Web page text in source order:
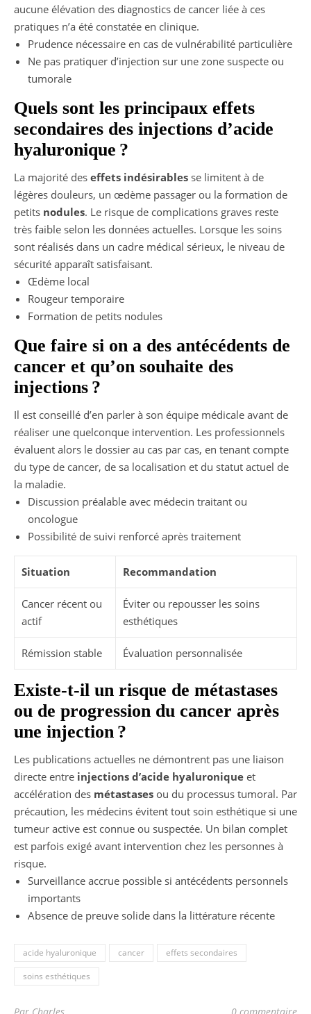
aucune élévation des diagnostics de cancer liée à ces
pratiques n’a été constatée en clinique.
Prudence nécessaire en cas de vulnérabilité particulière
Ne pas pratiquer d’injection sur une zone suspecte ou
tumorale
Quels sont les principaux effets
secondaires des injections d’acide
hyaluronique ?
La majorité des effets indésirables se limitent à de
légères douleurs, un œdème passager ou la formation de
petits nodules. Le risque de complications graves reste
très faible selon les données actuelles. Lorsque les soins
sont réalisés dans un cadre médical sérieux, le niveau de
sécurité apparaît satisfaisant.
Œdème local
Rougeur temporaire
Formation de petits nodules
Que faire si on a des antécédents de
cancer et qu’on souhaite des
injections ?
Il est conseillé d’en parler à son équipe médicale avant de
réaliser une quelconque intervention. Les professionnels
évaluent alors le dossier au cas par cas, en tenant compte
du type de cancer, de sa localisation et du statut actuel de
la maladie.
Discussion préalable avec médecin traitant ou
oncologue
Possibilité de suivi renforcé après traitement
Situation Recommandation
Cancer récent ou
actif
Éviter ou repousser les soins
esthétiques
Rémission stable Évaluation personnalisée
Existe-t-il un risque de métastases
ou de progression du cancer après
une injection ?
Les publications actuelles ne démontrent pas une liaison
directe entre injections d’acide hyaluronique et
accélération des métastases ou du processus tumoral. Par
précaution, les médecins évitent tout soin esthétique si une
tumeur active est connue ou suspectée. Un bilan complet
est parfois exigé avant intervention chez les personnes à
risque.
Surveillance accrue possible si antécédents personnels
importants
Absence de preuve solide dans la littérature récente
acide hyaluronique cancer
effets secondaires
soins esthétiques